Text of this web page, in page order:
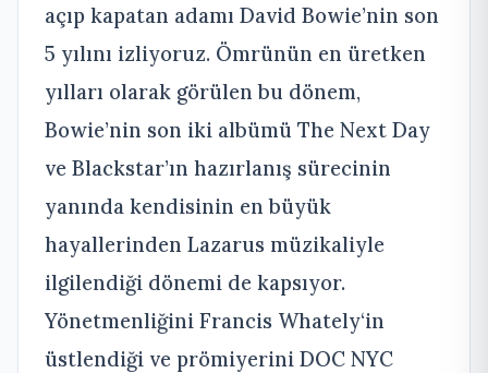
açıp kapatan adamı David Bowie’nin son
5 yılını izliyoruz. Ömrünün en üretken
yılları olarak görülen bu dönem,
Bowie’nin son iki albümü The Next Day
ve Blackstar’ın hazırlanış sürecinin
yanında kendisinin en büyük
hayallerinden Lazarus müzikaliyle
ilgilendiği dönemi de kapsıyor.
Yönetmenliğini Francis Whately‘in
üstlendiği ve prömiyerini DOC NYC